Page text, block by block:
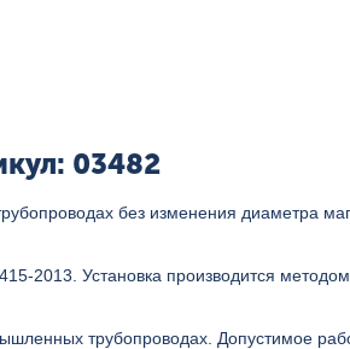
03482
без изменения диаметра
2013. Установка производится
трубопроводах. Допустимое